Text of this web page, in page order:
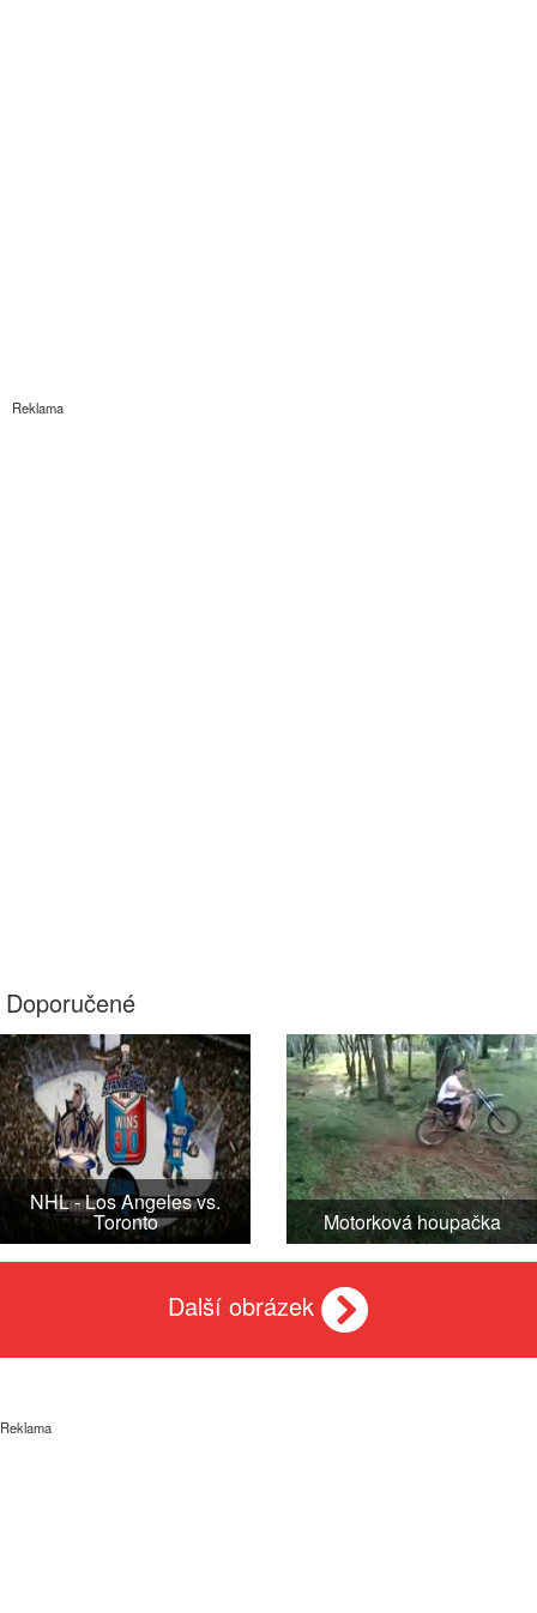
Reklama
Doporučené
NHL - Los Angeles vs.
Toronto Motorková houpačka
Další obrázek
Reklama